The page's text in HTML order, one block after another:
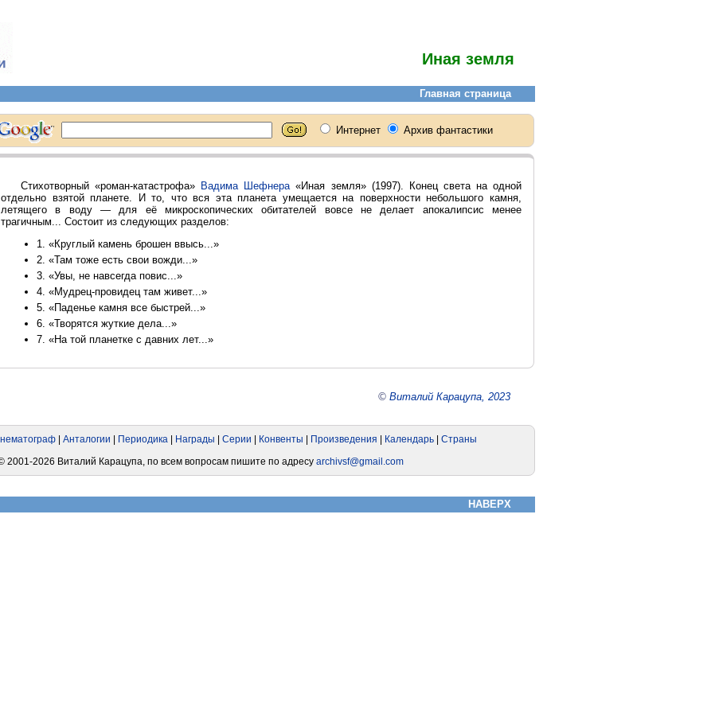
Иная земля
Стихотворный «роман-катастрофа» Вадима Шефнера«Иная земля» (1997). Конец света на одной
отдельно взятой планете. И то, что вся эта планета умещается на поверхности небольшого камня,
летящего в воду — для её микроскопических обитателей вовсе не делает апокалипсис менее
трагичным... Состоит из следующих разделов:
1. «Круглый камень брошен ввысь...»
2. «Там тоже есть свои вожди...»
3. «Увы, не навсегда повис...»
4. «Мудрец-провидец там живет...»
5. «Паденье камня все быстрей...»
6. «Творятся жуткие дела...»
7. «На той планетке с давних лет...»
© Виталий Карацупа, 2023
НАВЕРХ